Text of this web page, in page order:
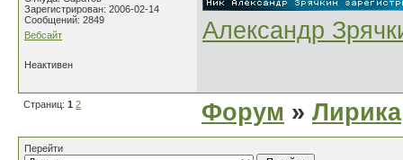
Зарегистрирован: 2006-02-14
Сообщений: 2849
Вебсайт
Александр
Неактивен
Страниц: 1 2 Форум » Лирика
Перейти